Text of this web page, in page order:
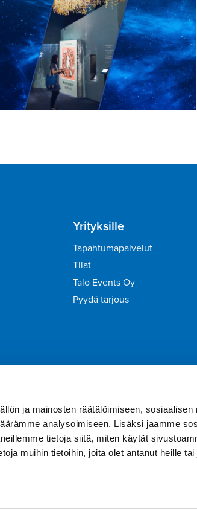
ja mainosten räätälöimiseen, sosiaalisen
analysoimiseen. Lisäksi jaamme
tietoja siitä, miten käytät
muihin tietoihin, joita olet antanut heille tai
Yrityksille
Tapahtumapalvelut
Tilat
Talo Events Oy
Pyydä tarjous